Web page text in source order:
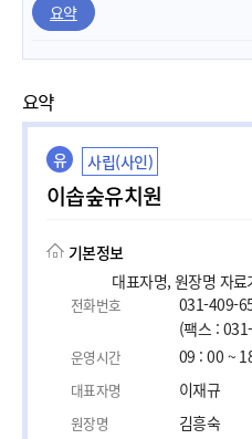
요약
요약
유 사립(사인)
이솝숲유치원
기본정보
대표자명, 원장명 자
전화번호
031-409-
(팩스 :
운영시간 09 : 00 ~
대표자명 이재규
원장명 김흥숙